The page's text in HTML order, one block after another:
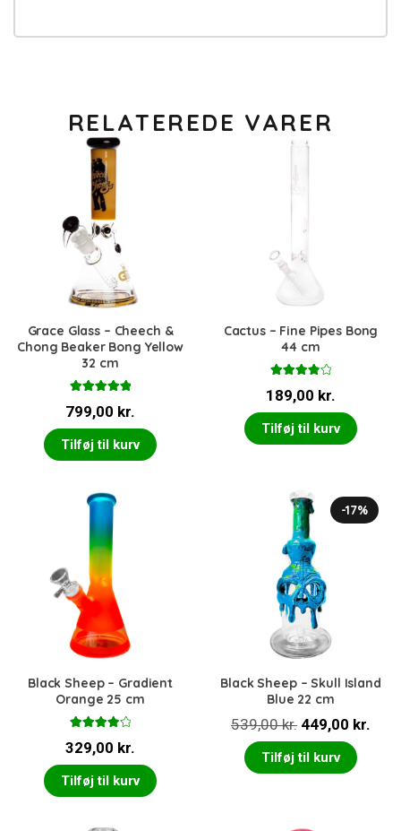
RELATEREDE VARER
Grace Glass – Cheech &
Chong Beaker Bong Yellow
32 cm
5.00ud af 5
799,00 kr.
Tilføj til kurv
Cactus – Fine Pipes Bong
44 cm
4.00ud
af 5
189,00 kr.
Tilføj til kurv
Black Sheep – Gradient
Orange 25 cm
4.00ud
af 5
329,00 kr.
Tilføj til kurv
-17%
Black Sheep – Skull Island
Blue 22 cm
539,00kr. Den
oprindelige
pris
449,00 kr.
Tilføj til kurv